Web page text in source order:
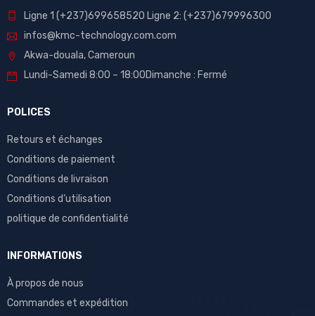
Ligne 1 (+237)699658520 Ligne 2: (+237)679996300
infos@kmc-technology.com.com
Akwa-douala, Cameroun
Lundi-Samedi 8:00 – 18:00Dimanche : Fermé
POLICES
Retours et échanges
Conditions de paiement
Conditions de livraison
Conditions d’utilisation
politique de confidentialité
INFORMATIONS
À propos de nous
Commandes et expédition